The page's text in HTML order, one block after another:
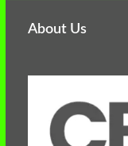
About Us